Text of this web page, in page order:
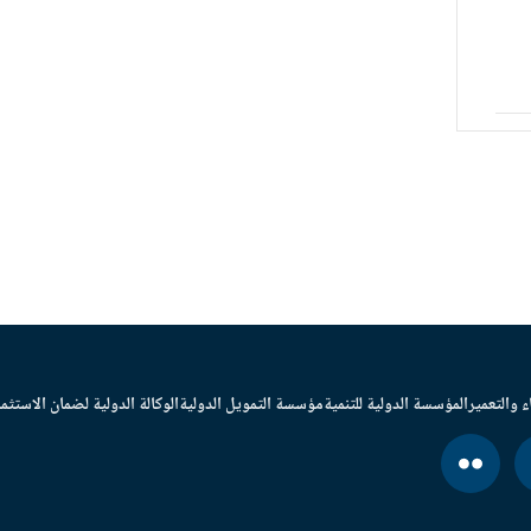
والتعميرالمؤسسة الدولية للتنميةمؤسسة التمويل الدوليةالوكالة الدولية لضمان